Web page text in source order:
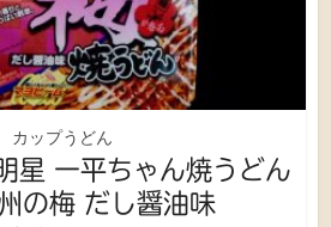
カップうどん
星 一平ちゃん焼うどん
の梅 だし醤油味